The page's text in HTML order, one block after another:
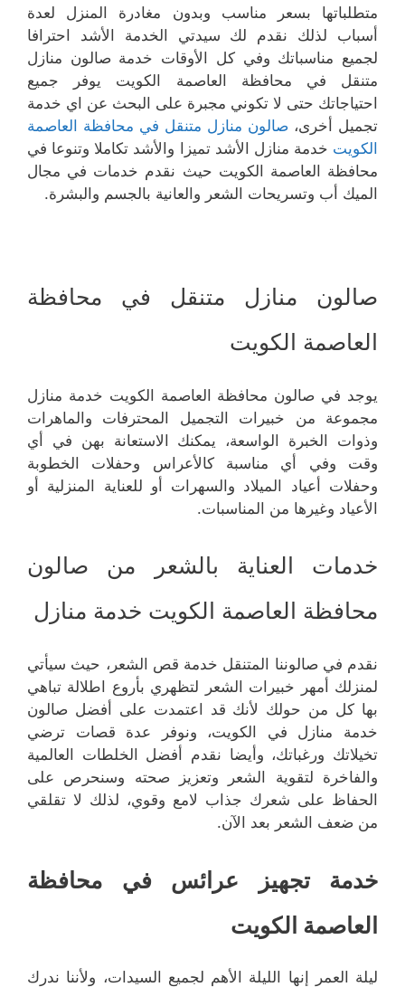
متطلباتها بسعر مناسب وبدون مغادرة المنزل لعدة
أسباب لذلك نقدم لك سيدتي الخدمة الأشد احترافا
لجميع مناسباتك وفي كل الأوقات خدمة صالون منازل
متنقل في محافظة العاصمة الكويت يوفر جميع
احتياجاتك حتى لا تكوني مجبرة على البحث عن اي خدمة
تجميل أخرى، صالون منازل متنقل في محافظة العاصمة
الكويت خدمة منازل الأشد تميزا والأشد تكاملا وتنوعا في
محافظة العاصمة الكويت حيث نقدم خدمات في مجال
الميك أب وتسريحات الشعر والعانية بالجسم والبشرة.
صالون منازل متنقل في محافظة
العاصمة الكويت
يوجد في صالون محافظة العاصمة الكويت خدمة منازل
مجموعة من خبيرات التجميل المحترفات والماهرات
وذوات الخبرة الواسعة، يمكنك الاستعانة بهن في أي
وقت وفي أي مناسبة كالأعراس وحفلات الخطوبة
وحفلات أعياد الميلاد والسهرات أو للعناية المنزلية أو
الأعياد وغيرها من المناسبات.
خدمات العناية بالشعر من صالون
محافظة العاصمة الكويت خدمة منازل
نقدم في صالوننا المتنقل خدمة قص الشعر، حيث سيأتي
لمنزلك أمهر خبيرات الشعر لتظهري بأروع اطلالة تباهي
بها كل من حولك لأنك قد اعتمدت على أفضل صالون
خدمة منازل في الكويت، ونوفر عدة قصات ترضي
تخيلاتك ورغباتك، وأيضا نقدم أفضل الخلطات العالمية
والفاخرة لتقوية الشعر وتعزيز صحته وسنحرص على
الحفاظ على شعرك جذاب لامع وقوي، لذلك لا تقلقي
من ضعف الشعر بعد الآن.
خدمة تجهيز عرائس في محافظة
العاصمة الكويت
ليلة العمر إنها الليلة الأهم لجميع السيدات، ولأننا ندرك